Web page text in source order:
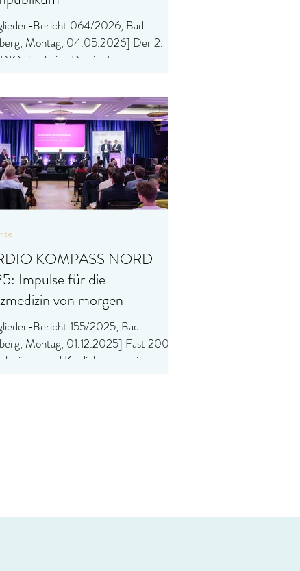
Bericht 064/2026, Bad
Montag, 04.05.2026] Der 2.
Day im Herz- und
Interesse bei medizinischen
KOMPASS NORD
Impulse für die
von morgen
Bericht 155/2025, Bad
Montag, 01.12.2025] Fast 200
und Kardiologen sowie